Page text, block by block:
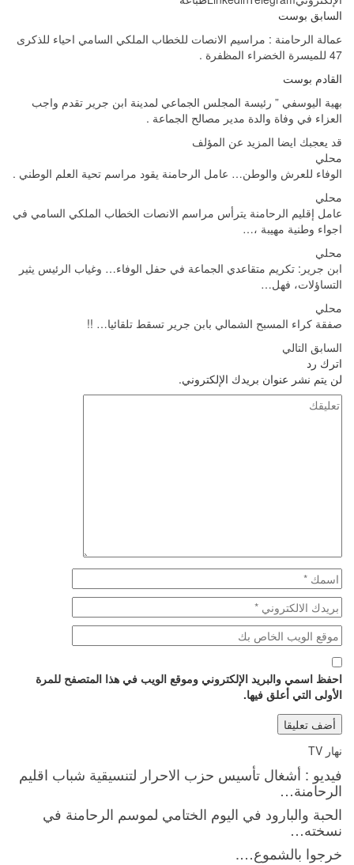
السابق بوست
عمالة الرحامنة : مراسيم الانصات للخطاب الملكي السامي احياء للذكرى
47 للميسرة الخضراء المظفرة .
القادم بوست
بهية اليوسفي ” رئيسة المجلس الجماعي لمدينة ابن جرير تقدم واجب
العزاء في وفاة والدة مدير مصالح الجماعة .
قد يعجبك ايضا المزيد عن المؤلف
محلي
الوفاء للعرش والوطن… عامل الرحامنة يقود مراسم تحية العلم الوطني .
محلي
عامل إقليم الرحامنة يترأس مراسم الانصات الخطاب الملكي السامي في
اجواء وطنية مهيبة ،…
محلي
ابن جرير: تكريم متقاعدي الجماعة في حفل الوفاء… وغياب الرئيس يثير
التساؤلات، فهل…
محلي
صفقة كراء المسبح الشمالي بابن جرير تسقط تلقائيا… !!
السابق التالي
اترك رد
لن يتم نشر عنوان بريدك الإلكتروني.
احفظ اسمي والبريد الإلكتروني وموقع الويب في هذا المتصفح للمرة
الأولى التي أعلق فيها.
نهار TV
فيديو : أشغال تأسيس حزب الاحرار لتنسيقية شباب اقليم
الرحامنة…
الحبة والبارود في اليوم الختامي لموسم الرحامنة في
نسخته…
خرجوا بالشموع….